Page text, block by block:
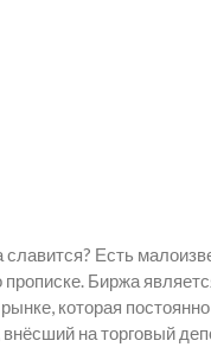
Есть
Биржа
которая постоянно
на торговый